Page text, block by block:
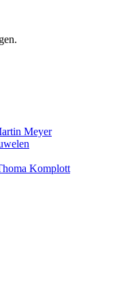
Meyer
Komplott